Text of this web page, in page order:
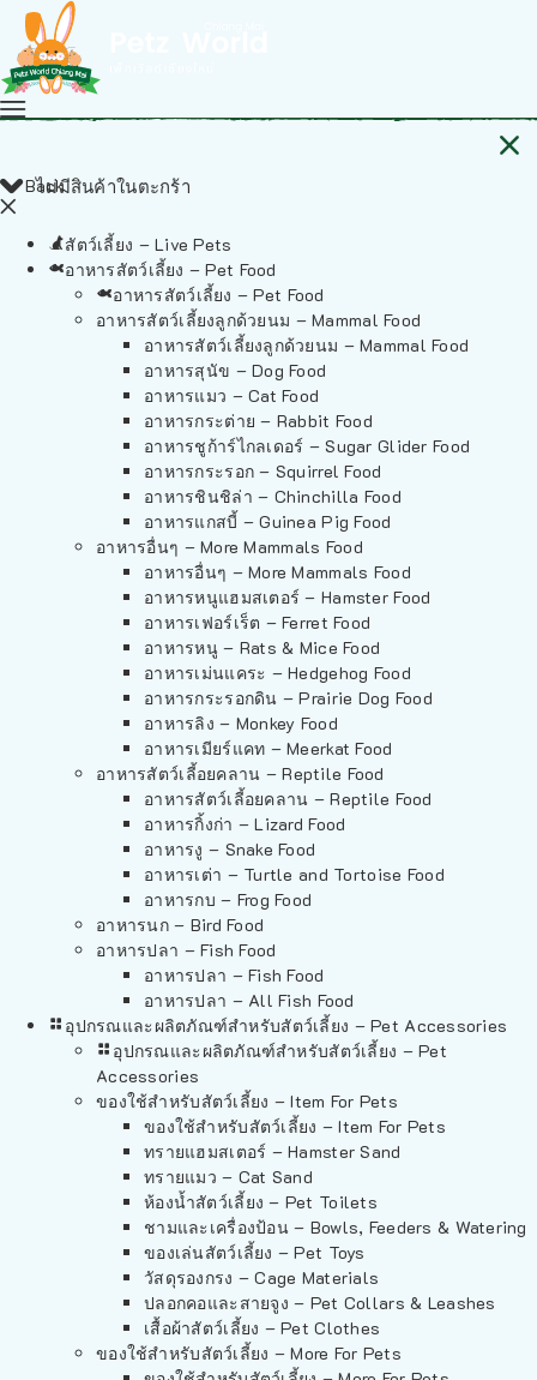
ไม่มีสินค้าในตะกร้า
Back
สัตว์เลี้ยง – Live Pets
อาหารสัตว์เลี้ยง – Pet Food
อาหารสัตว์เลี้ยง – Pet Food
อาหารสัตว์เลี้ยงลูกด้วยนม – Mammal Food
อาหารสัตว์เลี้ยงลูกด้วยนม – Mammal Food
อาหารสุนัข – Dog Food
อาหารแมว – Cat Food
อาหารกระต่าย – Rabbit Food
อาหารชูก้าร์ไกลเดอร์ – Sugar Glider Food
อาหารกระรอก – Squirrel Food
อาหารชินชิล่า – Chinchilla Food
อาหารแกสบี้ – Guinea Pig Food
อาหารอื่นๆ – More Mammals Food
อาหารอื่นๆ – More Mammals Food
อาหารหนูแฮมสเตอร์ – Hamster Food
อาหารเฟอร์เร็ต – Ferret Food
อาหารหนู – Rats & Mice Food
อาหารเม่นแคระ – Hedgehog Food
อาหารกระรอกดิน – Prairie Dog Food
อาหารลิง – Monkey Food
อาหารเมียร์แคท – Meerkat Food
อาหารสัตว์เลี้อยคลาน – Reptile Food
อาหารสัตว์เลี้อยคลาน – Reptile Food
อาหารกิ้งก่า – Lizard Food
อาหารงู – Snake Food
อาหารเต่า – Turtle and Tortoise Food
อาหารกบ – Frog Food
อาหารนก – Bird Food
อาหารปลา – Fish Food
อาหารปลา – Fish Food
อาหารปลา – All Fish Food
อุปกรณและผลิตภัณฑ์สำหรับสัตว์เลี้ยง – Pet Accessories
อุปกรณและผลิตภัณฑ์สำหรับสัตว์เลี้ยง – Pet
Accessories
ของใช้สำหรับสัตว์เลี้ยง – Item For Pets
ของใช้สำหรับสัตว์เลี้ยง – Item For Pets
ทรายแฮมสเตอร์ – Hamster Sand
ทรายแมว – Cat Sand
ห้องน้ำสัตว์เลี้ยง – Pet Toilets
ชามและเครื่องป้อน – Bowls, Feeders & Watering
ของเล่นสัตว์เลี้ยง – Pet Toys
วัสดุรองกรง – Cage Materials
ปลอกคอและสายจูง – Pet Collars & Leashes
เสื้อผ้าสัตว์เลี้ยง – Pet Clothes
ของใช้สำหรับสัตว์เลี้ยง – More For Pets